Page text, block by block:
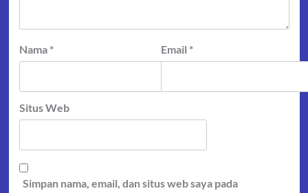
Nama * Email *
Situs Web
Simpan nama, email, dan situs web saya pada